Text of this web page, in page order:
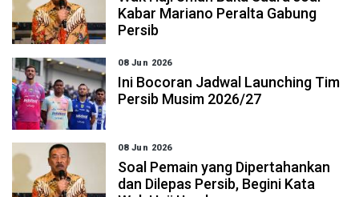
Kabar Mariano Peralta Gabung
Persib
08 Jun 2026
Ini Bocoran Jadwal Launching Tim
Persib Musim 2026/27
08 Jun 2026
Soal Pemain yang Dipertahankan
dan Dilepas Persib, Begini Kata